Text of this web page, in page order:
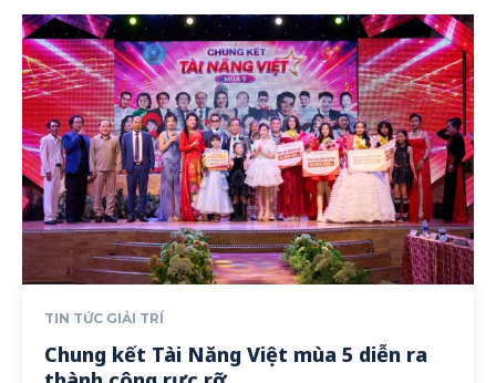
TIN TỨC GIẢI TRÍ
Chung kết Tài Năng Việt mùa 5 diễn ra